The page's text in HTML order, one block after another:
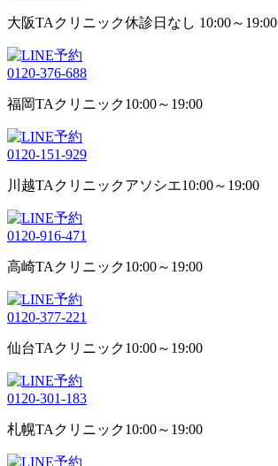
大阪TAクリニック休診日なし 10:00～19:00
0120-376-688
福岡TAクリニック10:00～19:00
0120-151-929
川越TAクリニックアソシエ10:00～19:00
0120-916-471
高崎TAクリニック10:00～19:00
0120-377-221
仙台TAクリニック10:00～19:00
0120-301-183
札幌TAクリニック10:00～19:00